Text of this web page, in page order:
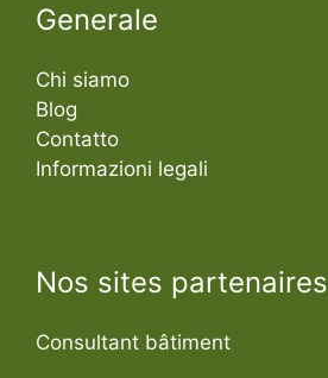
Generale
Chi siamo
Blog
Contatto
Informazioni legali
Nos sites partenaires
Consultant bâtiment